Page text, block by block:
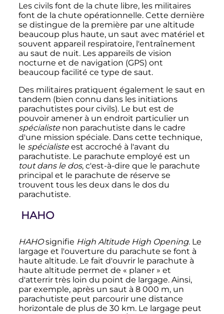
Les civils font de la chute libre, les militaires
font de la chute opérationnelle. Cette dernière
se distingue de la première par une altitude
beaucoup plus haute, un saut avec matériel et
souvent appareil respiratoire, l'entraînement
au saut de nuit. Les appareils de vision
nocturne et de navigation (GPS) ont
beaucoup facilité ce type de saut.
Des militaires pratiquent également le saut en
tandem (bien connu dans les initiations
parachutistes pour civils). Le but est de
pouvoir amener à un endroit particulier un
spécialistenon parachutiste dans le cadre
d'une mission spéciale. Dans cette technique,
le spécialisteest accroché à l'avant du
parachutiste. Le parachute employé est un
tout dans le dos, c'est-à-dire que le parachute
principal et le parachute de réserve se
trouvent tous les deux dans le dos du
parachutiste.
HAHO
HAHOsignifie High Altitude High Opening. Le
largage et l'ouverture du parachute se font à
haute altitude. Le fait d'ouvrir le parachute à
haute altitude permet de « planer » et
d'atterrir très loin du point de largage. Ainsi,
par exemple, après un saut à 8 000 m, un
parachutiste peut parcourir une distance
horizontale de plus de 30 km. Le largage peut